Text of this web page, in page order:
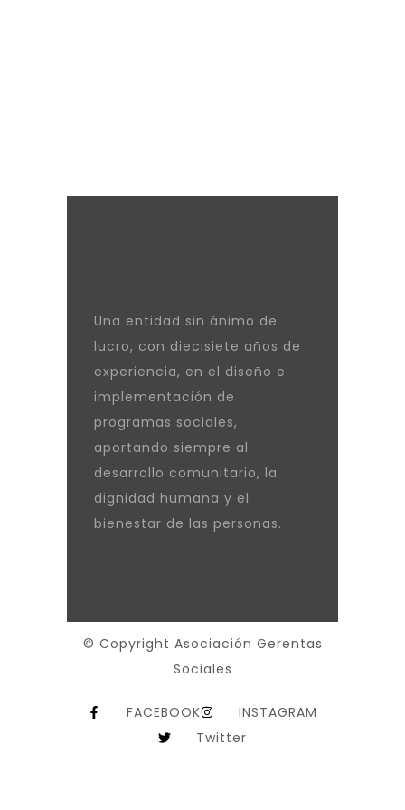
Una entidad sin ánimo de
lucro, con diecisiete años de
experiencia, en el diseño e
implementación de
programas sociales,
aportando siempre al
desarrollo comunitario, la
dignidad humana y el
bienestar de las personas.
© Copyright Asociación Gerentas
Sociales
FACEBOOK
INSTAGRAM
Twitter